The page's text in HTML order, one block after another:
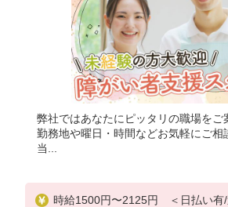
弊社ではあなたにピッタリの職場をご
勤務地や曜日・時間などお気軽にご相
当...
時給1500円〜2125円 ＜日払い有/